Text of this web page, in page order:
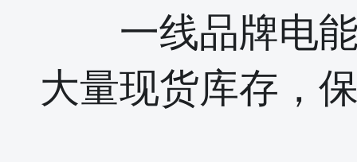
一线品牌电
大量现货库存，